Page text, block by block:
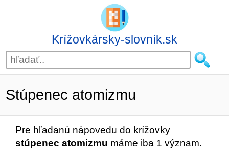
Krížovkársky-slovník.sk
Stúpenec atomizmu
Pre hľadanú nápovedu do krížovky
stúpenec atomizmu máme iba 1 význam.